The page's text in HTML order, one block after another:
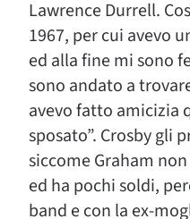
Lawrence Durrell.
1967, per cui avevo
ed alla fine mi sono
sono andato a
avevo fatto amicizia
sposato”. Crosby gli
siccome Graham
ed ha pochi soldi,
band e con la ex-